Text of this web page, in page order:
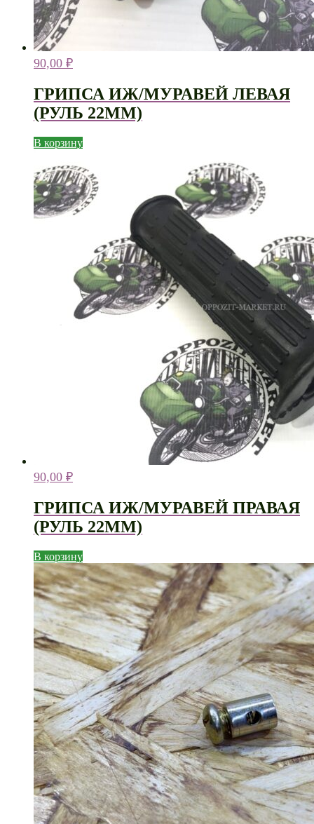
90,00 ₽
ГРИПСА ИЖ/МУРАВЕЙ ЛЕВАЯ
(РУЛЬ 22ММ)
В корзину
90,00 ₽
ГРИПСА ИЖ/МУРАВЕЙ ПРАВАЯ
(РУЛЬ 22ММ)
В корзину